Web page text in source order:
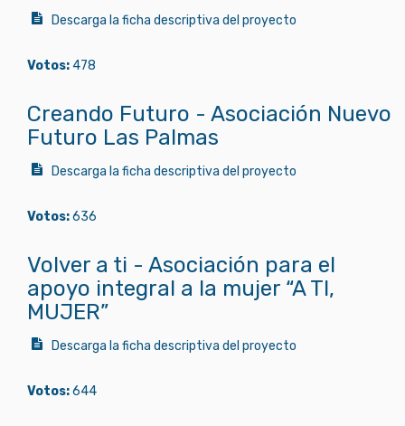
Descarga la ficha descriptiva del proyecto
Votos:478
Creando Futuro - Asociación Nuevo
Futuro Las Palmas
Descarga la ficha descriptiva del proyecto
Votos:636
Volver a ti - Asociación para el
apoyo integral a la mujer “A TI,
MUJER”
Descarga la ficha descriptiva del proyecto
Votos:644